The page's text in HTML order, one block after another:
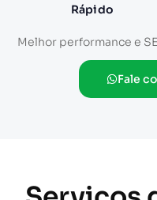
Rápido
Melhor performance e
Fale